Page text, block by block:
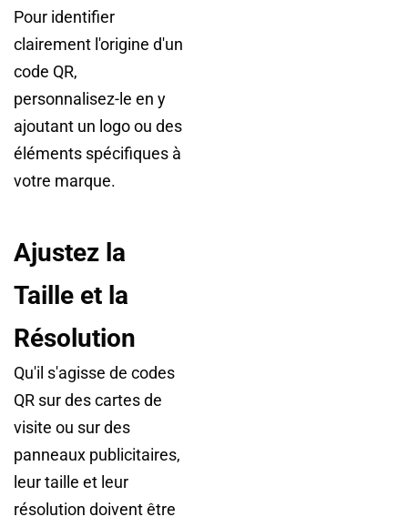
Pour identifier
clairement l'origine d'un
code QR,
personnalisez-le en y
ajoutant un logo ou des
éléments spécifiques à
votre marque.
Ajustez la
Taille et la
Résolution
Qu'il s'agisse de codes
QR sur des cartes de
visite ou sur des
panneaux publicitaires,
leur taille et leur
résolution doivent être